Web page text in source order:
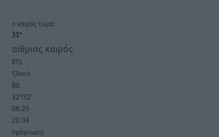
o καιρός τώρα:
31°
αίθριος καιρός
81%
13km/h
ΒΔ
32°/32°
06:20
20:04
πρόγνωση: